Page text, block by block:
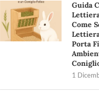
Guida
Come
Porta
1